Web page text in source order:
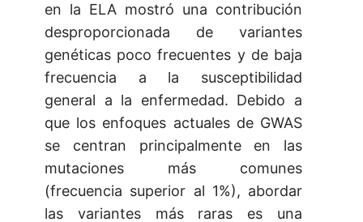
en la ELA mostró una contribución
desproporcionada de variantes
genéticas poco frecuentes y de baja
frecuencia a la susceptibilidad
general a la enfermedad. Debido a
que los enfoques actuales de GWAS
se centran principalmente en las
mutaciones más comunes
(frecuencia superior al 1%), abordar
las variantes más raras es una